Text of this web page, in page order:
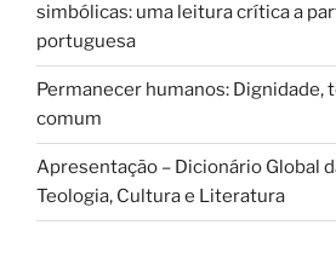
simbólicas: uma leitura crítica a
portuguesa
Permanecer humanos: Dignidade,
comum
Apresentação – Dicionário Global
Teologia, Cultura e Literatura